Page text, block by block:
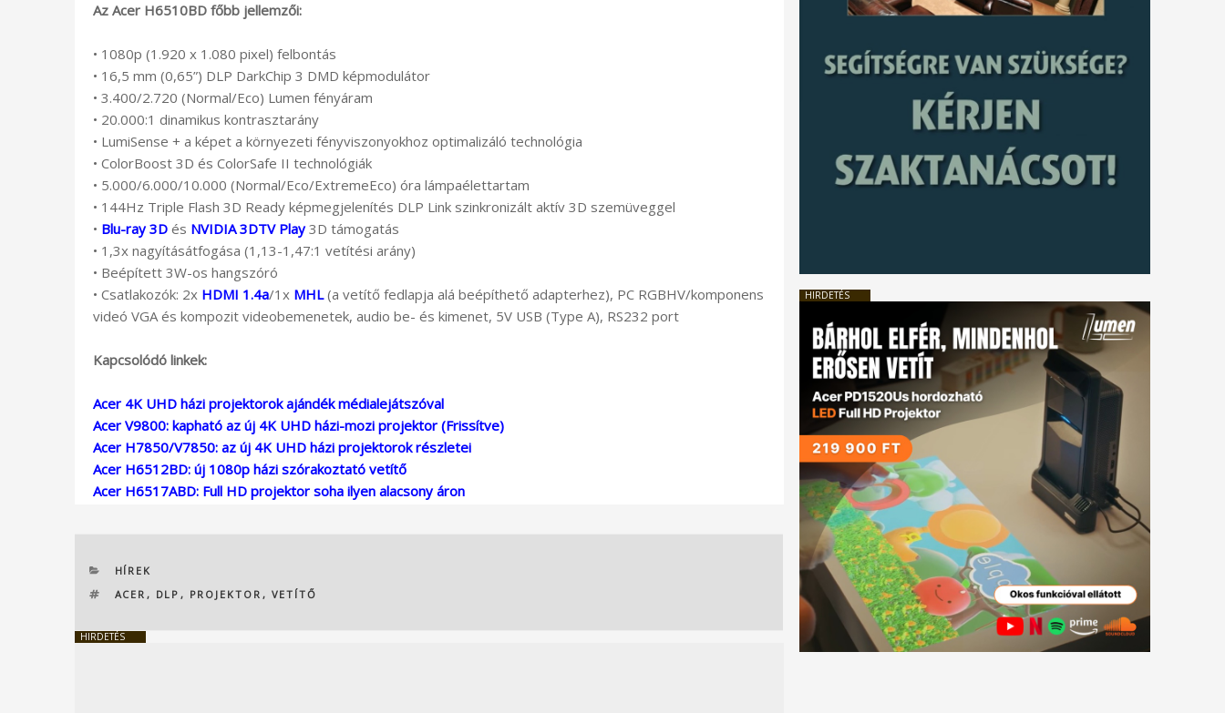
Az Acer H6510BD főbb jellemzői:
• 1080p (1.920 x 1.080 pixel) felbontás
• 16,5 mm (0,65”) DLP DarkChip 3 DMD képmodulátor
• 3.400/2.720 (Normal/Eco) Lumen fényáram
• 20.000:1 dinamikus kontrasztarány
• LumiSense + a képet a környezeti fényviszonyokhoz optimalizáló technológia
• ColorBoost 3D és ColorSafe II technológiák
• 5.000/6.000/10.000 (Normal/Eco/ExtremeEco) óra lámpaélettartam
• 144Hz Triple Flash 3D Ready képmegjelenítés DLP Link szinkronizált aktív 3D szemüveggel
• Blu-ray 3D és NVIDIA 3DTV Play3D támogatás
• 1,3x nagyításátfogása (1,13-1,47:1 vetítési arány)
• Beépített 3W-os hangszóró
• Csatlakozók: 2x HDMI 1.4a/1x MHL(a vetítő fedlapja alá beépíthető adapterhez), PC RGBHV/komponens
videó VGA és kompozit videobemenetek, audio be- és kimenet, 5V USB (Type A), RS232 port
Kapcsolódó linkek:
Acer 4K UHD házi projektorok ajándék médialejátszóval
Acer V9800: kapható az új 4K UHD házi-mozi projektor (Frissítve)
Acer H7850/V7850: az új 4K UHD házi projektorok részletei
Acer H6512BD: új 1080p házi szórakoztató vetítő
Acer H6517ABD: Full HD projektor soha ilyen alacsony áron
KATEGÓRIÁK
HÍREK
CÍMKÉK
ACER , DLP , PROJEKTOR , VETÍTŐ
HIRDETÉS
HIRDETÉS